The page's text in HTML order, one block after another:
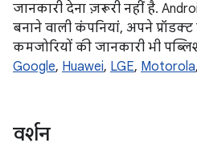
जानकारी देना ज़रूरी नहीं है.
बनाने वाली कंपनियां, अपने
कमजोरियों की जानकारी भी
Google, Huawei, LGE, Motorola,
वर्शन